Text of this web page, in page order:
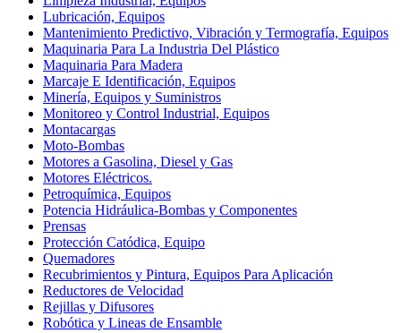
Lubricación, Equipos
Mantenimiento Predictivo, Vibración y Termografía, Equipos
Maquinaria Para La Industria Del Plástico
Maquinaria Para Madera
Marcaje E Identificación, Equipos
Minería, Equipos y Suministros
Monitoreo y Control Industrial, Equipos
Montacargas
Moto-Bombas
Motores a Gasolina, Diesel y Gas
Motores Eléctricos.
Petroquímica, Equipos
Potencia Hidráulica-Bombas y Componentes
Prensas
Protección Catódica, Equipo
Quemadores
Recubrimientos y Pintura, Equipos Para Aplicación
Reductores de Velocidad
Rejillas y Difusores
Robótica y Lineas de Ensamble